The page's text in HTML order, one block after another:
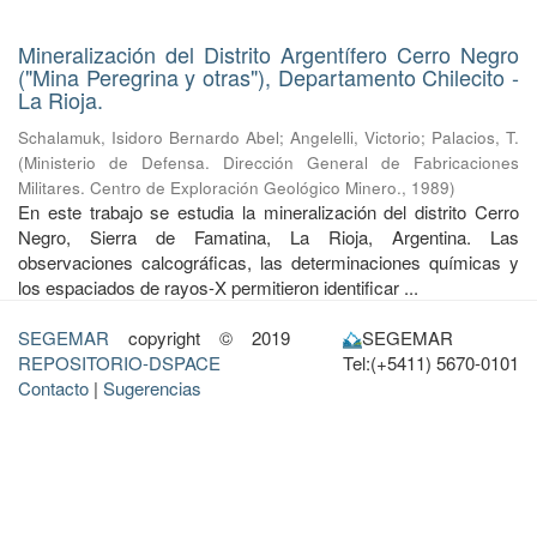
Mineralización del Distrito Argentífero Cerro Negro
("Mina Peregrina y otras"), Departamento Chilecito -
La Rioja.
Schalamuk, Isidoro Bernardo Abel; Angelelli, Victorio; Palacios, T.
(Ministerio de Defensa. Dirección General de Fabricaciones
Militares. Centro de Exploración Geológico Minero., 1989)
En este trabajo se estudia la mineralización del distrito Cerro
Negro, Sierra de Famatina, La Rioja, Argentina. Las
observaciones calcográficas, las determinaciones químicas y
los espaciados de rayos-X permitieron identificar ...
SEGEMAR copyright © 2019
REPOSITORIO-DSPACE
Contacto | Sugerencias
SEGEMAR
Tel:(+5411) 5670-0101